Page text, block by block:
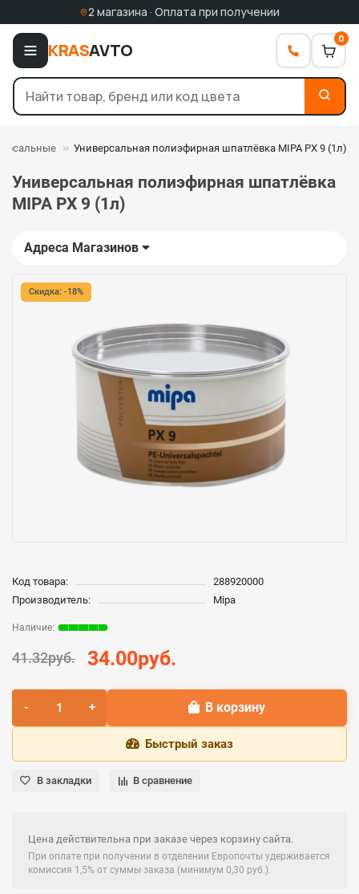
2 магазина · Оплата при получении
KRASAVTO
0
Универсальная полиэфирная шпатлёвка MIPA PX 9 (1л)
Универсальная полиэфирная шпатлёвка
MIPA PX 9 (1л)
Адреса Магазинов
Скидка: -18%
Код товара:
288920000
Производитель:
Mipa
41.32руб. 34.00руб.
В корзину
Быстрый заказ
В закладки В сравнение
Цена действительна при заказе через корзину сайта.
При оплате при получении в отделении Европочты удерживается
комиссия 1,5% от суммы заказа (минимум 0,30 руб.).